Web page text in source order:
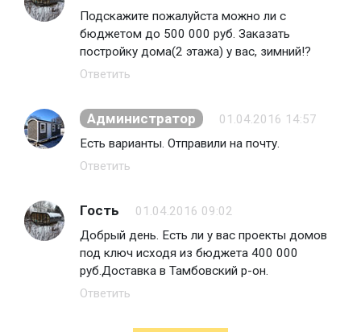
Подскажите пожалуйста можно ли с
бюджетом до 500 000 руб. Заказать
постройку дома(2 этажа) у вас, зимний!?
Ответить
Администратор
01.04.2016 14:57
Есть варианты. Отправили на почту.
Ответить
Гость
01.04.2016 09:02
Добрый день. Есть ли у вас проекты домов
под ключ исходя из бюджета 400 000
руб.Доставка в Тамбовский р-он.
Ответить